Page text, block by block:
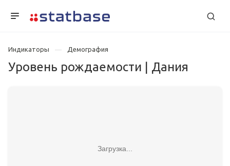
Индикаторы Демография
Уровень рождаемости | Дания
Загрузка...